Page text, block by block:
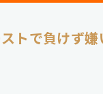
トで負けず嫌